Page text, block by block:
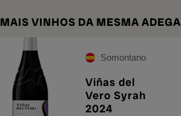
MAIS VINHOS DA MESMA ADEGA
Somontano
Viñas del
Vero Syrah
2024